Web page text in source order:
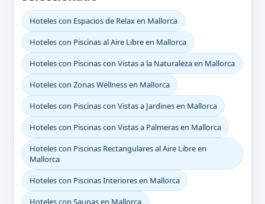
Hoteles con Espacios de Relax en Mallorca
Hoteles con Piscinas al Aire Libre en Mallorca
Hoteles con Piscinas con Vistas a la Naturaleza en Mallorca
Hoteles con Zonas Wellness en Mallorca
Hoteles con Piscinas con Vistas a Jardines en Mallorca
Hoteles con Piscinas con Vistas a Palmeras en Mallorca
Hoteles con Piscinas Rectangulares al Aire Libre en
Mallorca
Hoteles con Piscinas Interiores en Mallorca
Hoteles con Saunas en Mallorca